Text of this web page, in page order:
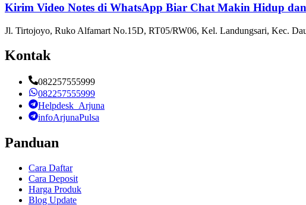
Kirim Video Notes di WhatsApp Biar Chat Makin Hidup
Jl. Tirtojoyo, Ruko Alfamart No.15D, RT05/RW06, Kel. Landungsari, Kec.
Kontak
082257555999
082257555999
Helpdesk_Arjuna
infoArjunaPulsa
Panduan
Cara Daftar
Cara Deposit
Harga Produk
Blog Update